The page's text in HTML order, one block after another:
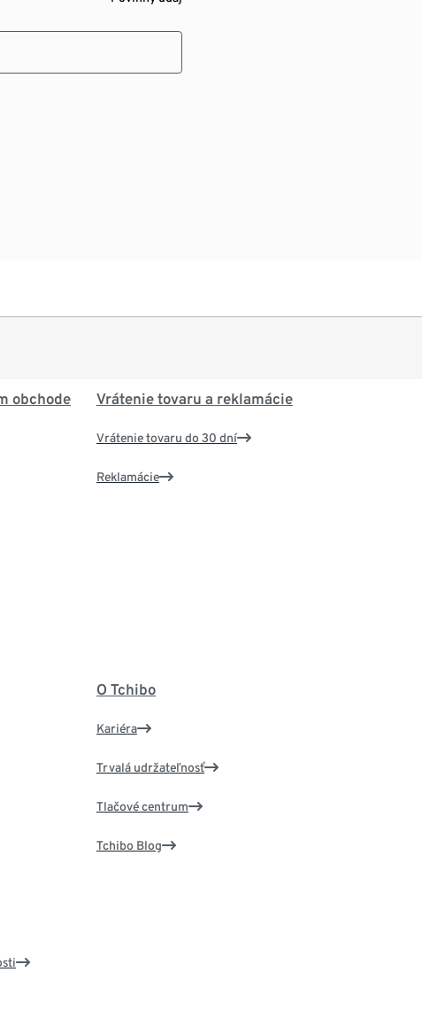
obchode Vrátenie tovaru a reklamácie
Vrátenie tovaru do 30 dní
Reklamácie
O Tchibo
Kariéra
Trvalá udržateľnosť
Tlačové centrum
Tchibo Blog